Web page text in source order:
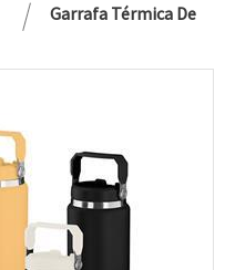
Garrafa Térmica De